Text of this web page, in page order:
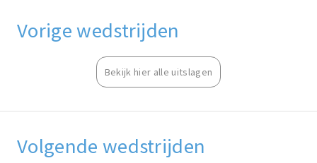
Vorige wedstrijden
Bekijk hier alle uitslagen
Volgende wedstrijden